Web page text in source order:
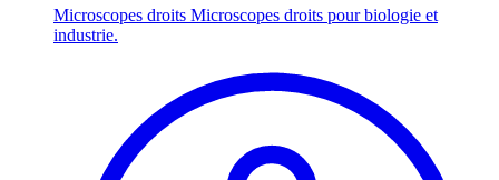
Microscopes droits Microscopes droits pour biologie et
industrie.